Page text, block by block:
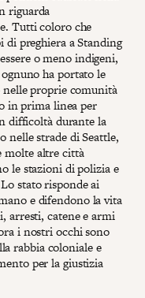
riguarda
Tutti coloro che
di preghiera a Standing
o meno indigeni,
ha portato le
proprie comunità
in prima linea per
difficoltà durante la
nelle strade di Seattle,
molte altre città
le stazioni di polizia e
stato risponde ai
e difendono la vita
arresti, catene e armi
i nostri occhi sono
rabbia coloniale e
per la giustizia